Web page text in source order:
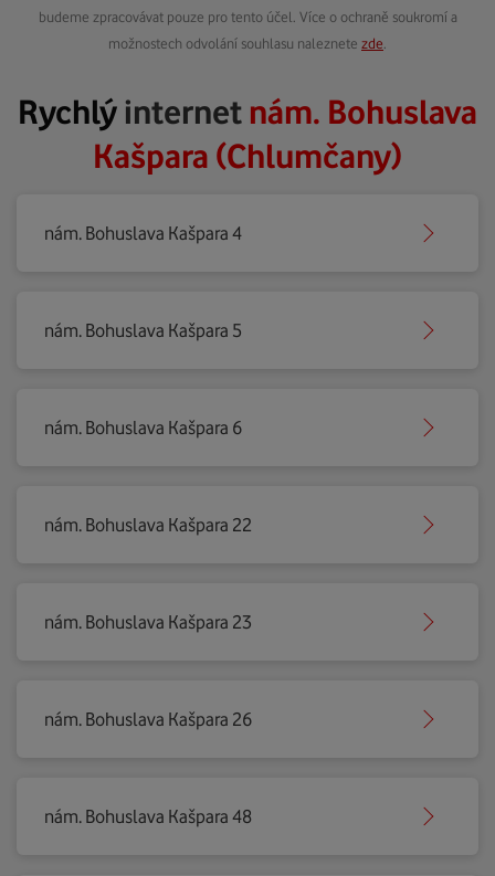
budeme zpracovávat pouze pro tento účel. Více o ochraně soukromí a
možnostech odvolání souhlasu naleznete zde
Rychlýinternet nám. Bohuslava
Kašpara (Chlumčany)
nám. Bohuslava Kašpara 4
nám. Bohuslava Kašpara 5
nám. Bohuslava Kašpara 6
nám. Bohuslava Kašpara 22
nám. Bohuslava Kašpara 23
nám. Bohuslava Kašpara 26
nám. Bohuslava Kašpara 48